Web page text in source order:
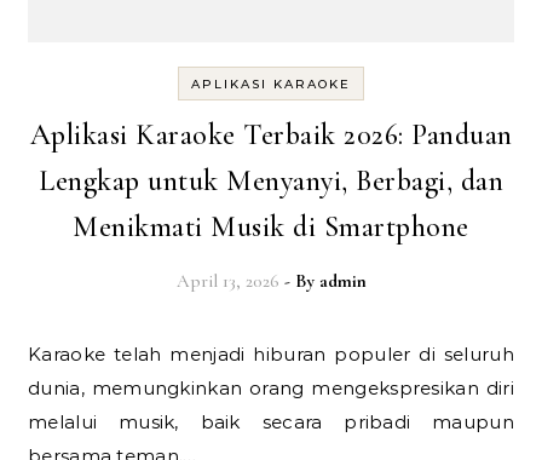
APLIKASI KARAOKE
Aplikasi Karaoke Terbaik 2026: Panduan
Lengkap untuk Menyanyi, Berbagi, dan
Menikmati Musik di Smartphone
April 13, 2026 - By admin
Karaoke telah menjadi hiburan populer di seluruh
dunia, memungkinkan orang mengekspresikan diri
melalui musik, baik secara pribadi maupun